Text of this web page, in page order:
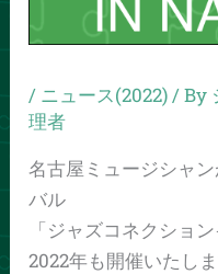
/ ニュース(2022) / By
理者
名古屋ミュージシャ
バル
「ジャズコネクショ
2022年も開催いたしま